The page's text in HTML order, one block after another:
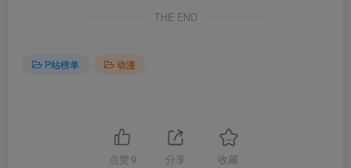
THE END
P站榜单 动漫
点赞 9 分享 收藏